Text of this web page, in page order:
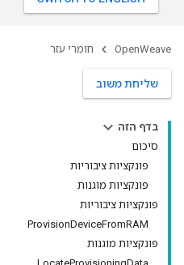
OpenWeave חומרי עזר
שליחת משוב
בדף הזה
סיכום
פונקציות ציבוריות
פונקציות מוגנות
פונקציות ציבוריות
ProvisionDeviceFromRAM
פונקציות מוגנות